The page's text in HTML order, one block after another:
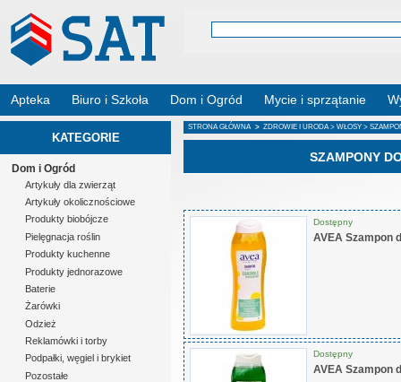
Apteka Biuro i Szkoła Dom i Ogród Mycie i sprzątanie
KATEGORIE
Dom i Ogród
Artykuły dla zwierząt
Artykuły okolicznościowe
Produkty biobójcze
Pielęgnacja roślin
Produkty kuchenne
Produkty jednorazowe
Baterie
Żarówki
Odzież
Reklamówki i torby
Podpałki, węgiel i brykiet
Pozostałe
STRONA GŁÓWNA > ZDROWIE I URODA >WŁOSY >
SZAMPONY
Dostępny
AVEA Szampon
Dostępny
AVEA Szampon